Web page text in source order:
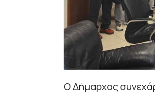
Ο Δήμαρχος